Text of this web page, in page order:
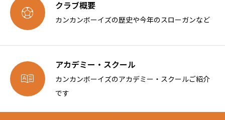
 クラブ概要
カンカンボーイズの歴史や今年のスローガンなど

アカデミー・スクール
カンカンボーイズのアカデミー・スクールご紹介
です